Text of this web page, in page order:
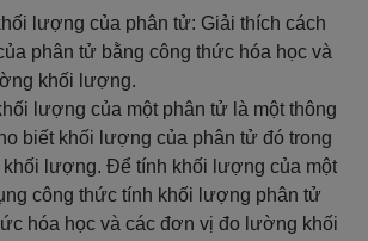
lượng của phân tử: Giải thích cách
phân tử bằng công thức hóa học và
khối lượng.
lượng của một phân tử là một thông
biết khối lượng của phân tử đó trong
lượng. Để tính khối lượng của một
công thức tính khối lượng phân tử
hóa học và các đơn vị đo lường khối